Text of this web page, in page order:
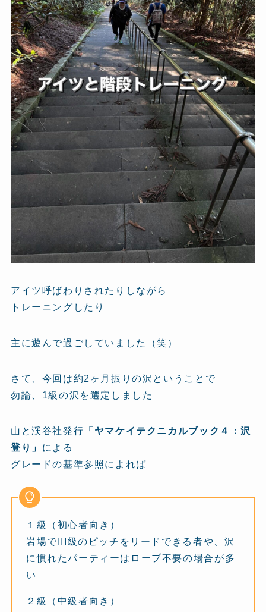
アイツ呼ばわりされたりしながら
トレーニングしたり
主に遊んで過ごしていました（笑）
さて、今回は約2ヶ月振りの沢ということで
勿論、1級の沢を選定しました
山と渓谷社発行 「ヤマケイテクニカルブック４：沢
登り」 による
グレードの基準参照によれば
１級（初心者向き）
岩場でIII級のピッチをリードできる者や、沢
に慣れたパーティーはロープ不要の場合が多
い
２級（中級者向き）